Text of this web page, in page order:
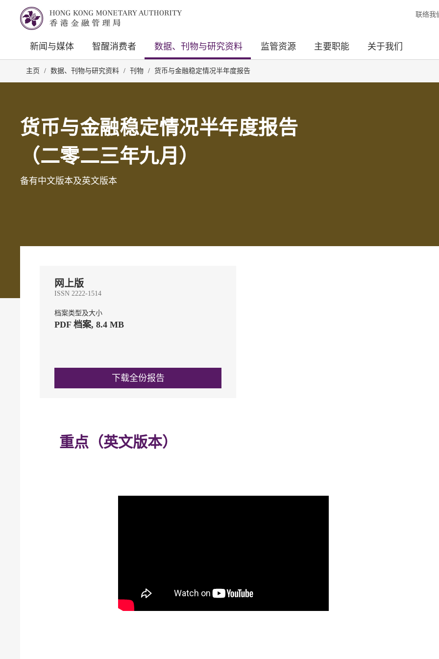
联络我
新闻与媒体 智醒消费者 数据、刊物与研究资料 监管资源 主要职能 关于我们
主页 / 数据、刊物与研究资料 / 刊物 / 货币与金融稳定情况半年度报告
货币与金融稳定情况半年度报告
（二零二三年九月）
备有中文版本及英文版本
网上版
ISSN 2222-1514
档案类型及大小
PDF 档案, 8.4 MB
下载全份报告
重点（英文版本）